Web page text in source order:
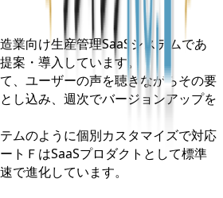
業向け生産管理SaaSシステムであ
案・導入しています。
、ユーザーの声を聴きながらその要
し込み、週次でバージョンアップを
ムのように個別カスタマイズで対応
トＦはSaaSプロダクトとして標準
で進化しています。